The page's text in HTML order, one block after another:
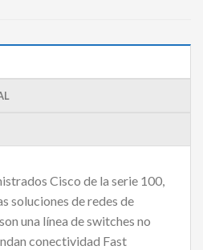
Cisco de la serie 100,
soluciones de redes de
una línea de switches no
conectividad Fast